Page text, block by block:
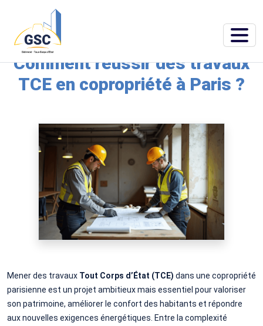
Blog»Comment réussir des travaux TCE en copropriété à Paris ?
Comment réussir des travaux
TCE en copropriété à Paris ?
Mener des travaux Tout Corps d’État (TCE) dans une copropriété
parisienne est un projet ambitieux mais essentiel pour valoriser
son patrimoine, améliorer le confort des habitants et répondre
aux nouvelles exigences énergétiques. Entre la complexité